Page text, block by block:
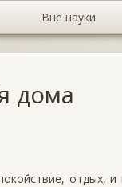
Вне науки
дома
отдых,